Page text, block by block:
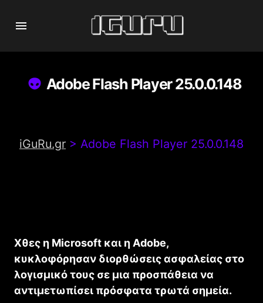
Adobe Flash Player 25.0.0.148
iGuRu.gr > Adobe Flash Player 25.0.0.148
Χθες η Microsoft και η Adobe,
κυκλοφόρησαν διορθώσεις ασφαλείας στο
λογισμικό τους σε μια προσπάθεια να
αντιμετωπίσει πρόσφατα τρωτά σημεία.